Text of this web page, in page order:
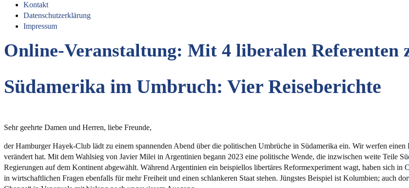
Kontakt
Datenschutzerklärung
Impressum
Online-Veranstaltung: Mit 4 liberalen Referenten
Südamerika im Umbruch: Vier Reiseberichte
Sehr geehrte Damen und Herren, liebe Freunde,
der Hamburger Hayek-Club lädt zu einem spannenden Abend über die politischen Umbrüche in Südamerika ein. Wir werfen
verändert hat. Mit dem Wahlsieg von Javier Milei in Argentinien begann 2023 eine politische Wende, die inzwischen weite Teile
Regierungen auf dem Kontinent abgewählt. Während Argentinien ein beispiellos libertäres Reformexperiment wagt, haben sich
in wirtschaftlichen Fragen ebenfalls für mehr Freiheit und einen schlankeren Staat stehen. Jüngstes Beispiel ist Kolumbien; auch